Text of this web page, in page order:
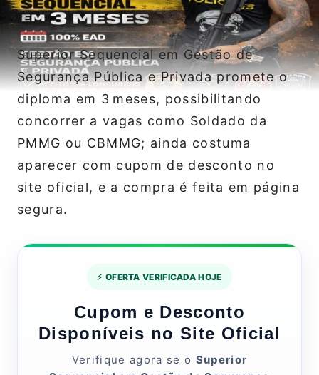
Superior Sequencial em Gestão de
Segurança Pública e Privada promete o
diploma em 3 meses, possibilitando
concorrer a vagas como Soldado da
PMMG ou CBMMG; ainda costuma
aparecer com cupom de desconto no
site oficial, e a compra é feita em página
segura.
⚡ OFERTA VERIFICADA HOJE
Cupom e Desconto
Disponíveis no Site Oficial
Verifique agora se o Superior